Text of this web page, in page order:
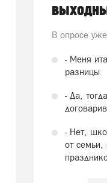
В опросе
- Меня
разницы
- Да,
- Нет,
от семьи,